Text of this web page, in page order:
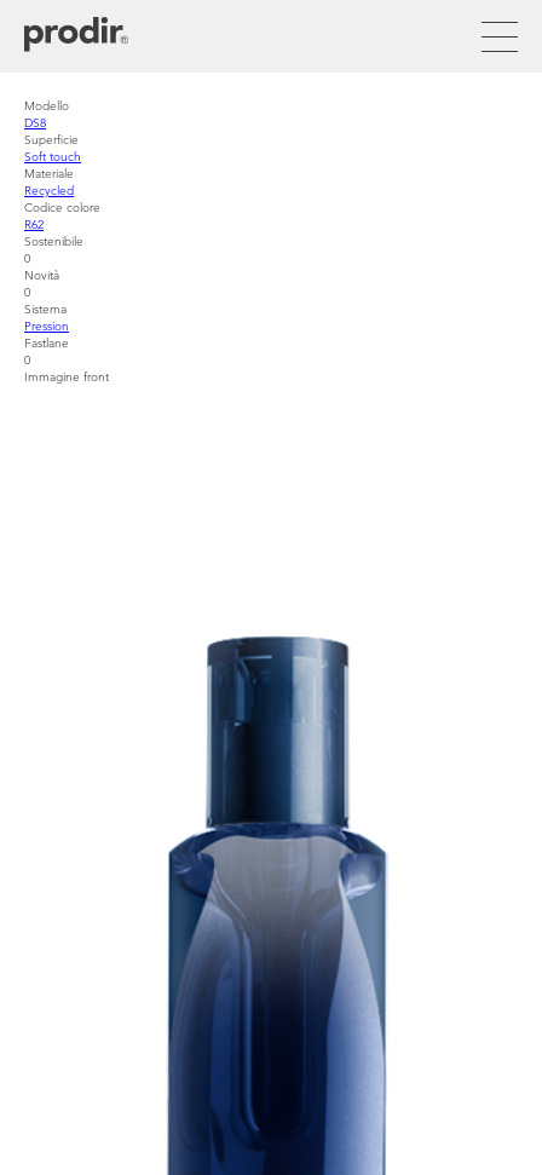
contenu
Modello
DS8
Superficie
Soft touch
Materiale
Recycled
Codice colore
R62
Sostenibile
0
Novità
0
Sistema
Pression
Fastlane
0
Immagine front